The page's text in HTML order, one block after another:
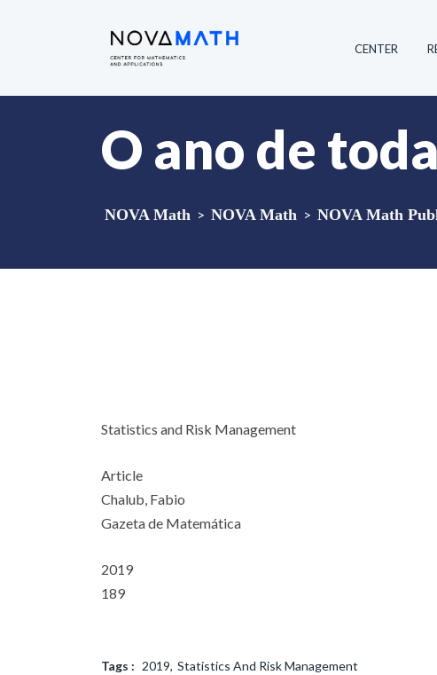
CENTER
O ano de
NOVA Math > NOVA Math > NOVA Math
Statistics and Risk Management
Article
Chalub, Fabio
Gazeta de Matemática
2019
189
Tags : 2019 Statistics And Risk Management